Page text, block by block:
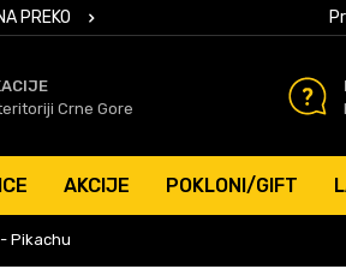
PREKO 50 EURSIGURNO PLAĆANJE PLATNIM
Crne Gore
AKCIJE POKLONI/GIFT
Pikachu